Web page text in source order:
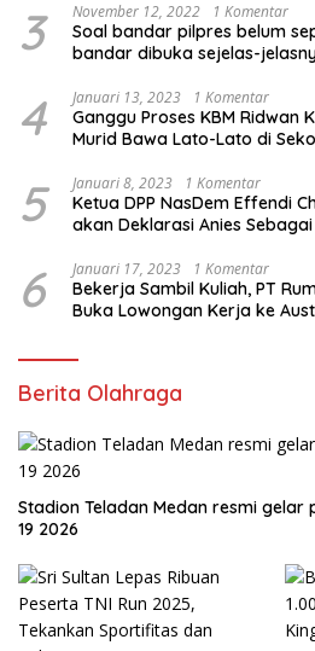
3 November 12, 2022 1 Komentar
Soal bandar pilpres belum
bandar dibuka sejelas-
4 Januari 13, 2023 1 Komentar
Ganggu Proses KBM Ridwan
Murid Bawa Lato-Lato di
5 Januari 8, 2023 1 Komentar
Ketua DPP NasDem Effendi
akan Deklarasi Anies
6 Januari 17, 2023 1 Komentar
Bekerja Sambil Kuliah, PT
Buka Lowongan Kerja ke
Berita Olahraga
Stadion Teladan Medan resmi gelar
19 2026